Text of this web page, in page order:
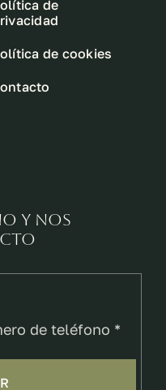
de
de cookies
y nos